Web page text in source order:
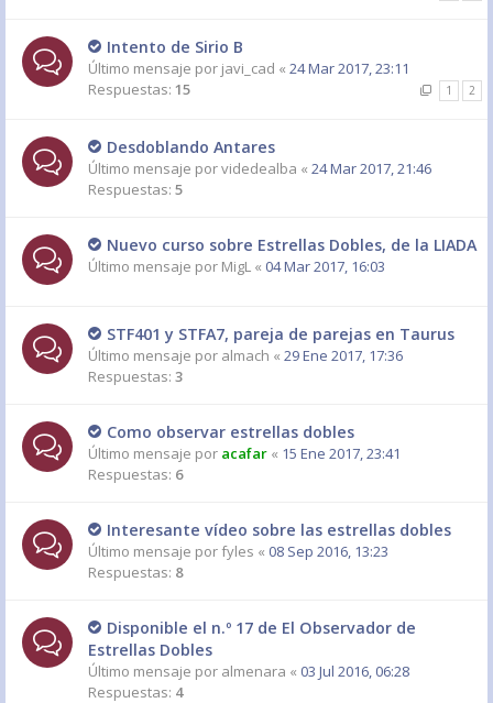
Intento de Sirio B
Último mensaje por javi_cad « 24 Mar 2017, 23:11
Respuestas: 15 1 2
Desdoblando Antares
Último mensaje porvidedealba « 24 Mar 2017, 21:46
Respuestas: 5
Nuevo curso sobre Estrellas Dobles, de la LIADA
Último mensaje por MigL « 04 Mar 2017, 16:03
STF401 y STFA7, pareja de parejas en Taurus
Último mensaje por almach « 29 Ene 2017, 17:36
Respuestas: 3
Como observar estrellas dobles
Último mensaje por acafar « 15 Ene 2017, 23:41
Respuestas: 6
Interesante vídeo sobre las estrellas dobles
Último mensaje porfyles « 08 Sep 2016, 13:23
Respuestas: 8
Disponible el n.º 17 de El Observador de
Estrellas Dobles
Último mensaje por almenara « 03 Jul 2016, 06:28
Respuestas: 4